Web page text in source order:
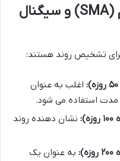
میانگین های متحرک مهم (SMA) و سیگنال
تشخیص روند هستند:
اغلب به عنوان
مدت استفاده می شود.
نشان دهنده روند
به عنوان یک